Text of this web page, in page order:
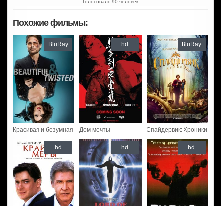
Голосовало 90 человек
Похожие фильмы:
Красивая и безумная
BluRay
Дом мечты
hd
Спайдервик: Хроники
BluRay
hd hd hd